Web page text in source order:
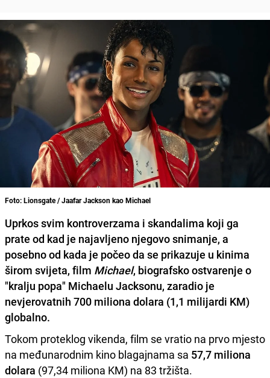
Foto: Lionsgate / Jaafar Jackson kao Michael
Uprkos svim kontroverzama i skandalima koji ga
prate od kad je najavljeno njegovo snimanje, a
posebno od kada je počeo da se prikazuje u kinima
širom svijeta, film Michael, biografsko ostvarenje o
"kralju popa" Michaelu Jacksonu, zaradio je
nevjerovatnih 700 miliona dolara (1,1 milijardi KM)
globalno.
Tokom proteklog vikenda, film se vratio na prvo mjesto
na međunarodnim kino blagajnama sa 57,7 miliona
dolara (97,34 miliona KM) na 83 tržišta.